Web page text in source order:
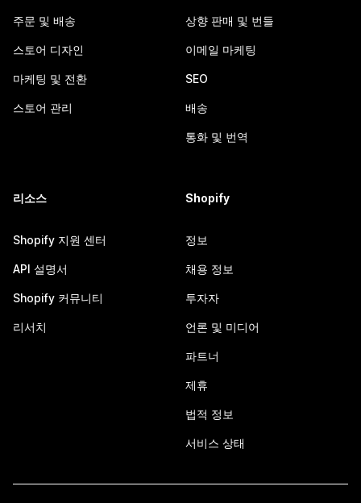
주문 및 배송
스토어 디자인
마케팅 및 전환
스토어 관리
상향 판매 및 번들
이메일 마케팅
SEO
배송
통화 및 번역
리소스
Shopify 지원 센터
API 설명서
Shopify 커뮤니티
리서치
Shopify
정보
채용 정보
투자자
언론 및 미디어
파트너
제휴
법적 정보
서비스 상태